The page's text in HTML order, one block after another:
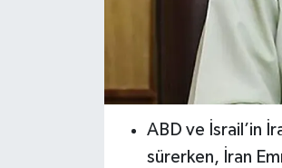
ABD ve İsrail’in
sürerken, İran